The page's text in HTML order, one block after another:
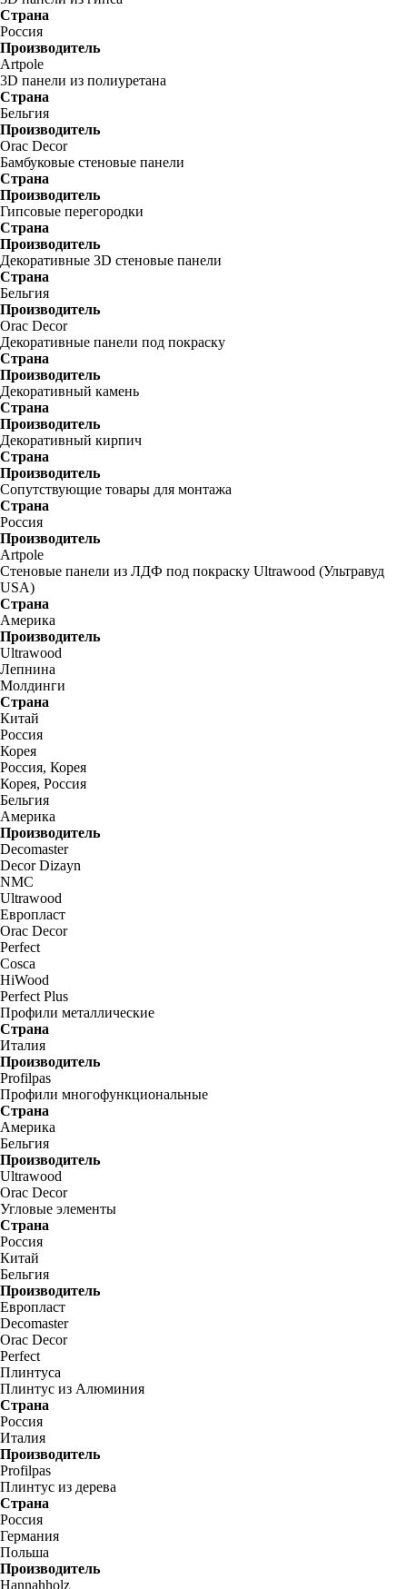
Страна
Россия
Производитель
Artpole
3D панели из полиуретана
Страна
Бельгия
Производитель
Orac Decor
Бамбуковые стеновые панели
Страна
Производитель
Гипсовые перегородки
Страна
Производитель
Декоративные 3D стеновые панели
Страна
Бельгия
Производитель
Orac Decor
Декоративные панели под покраску
Страна
Производитель
Декоративный камень
Страна
Производитель
Декоративный кирпич
Страна
Производитель
Сопутствующие товары для монтажа
Страна
Россия
Производитель
Artpole
Стеновые панели из ЛДФ под покраску Ultrawood (Ультравуд
USA)
Страна
Америка
Производитель
Ultrawood
Лепнина
Молдинги
Страна
Китай
Россия
Корея
Россия, Корея
Корея, Россия
Бельгия
Америка
Производитель
Decomaster
Decor Dizayn
NMC
Ultrawood
Европласт
Orac Decor
Perfect
Cosca
HiWood
Perfect Plus
Профили металлические
Страна
Италия
Производитель
Profilpas
Профили многофункциональные
Страна
Америка
Бельгия
Производитель
Ultrawood
Orac Decor
Угловые элементы
Страна
Россия
Китай
Бельгия
Производитель
Европласт
Decomaster
Orac Decor
Perfect
Плинтуса
Плинтус из Алюминия
Страна
Россия
Италия
Производитель
Profilpas
Плинтус из дерева
Страна
Россия
Германия
Польша
Производитель
Hannahholz